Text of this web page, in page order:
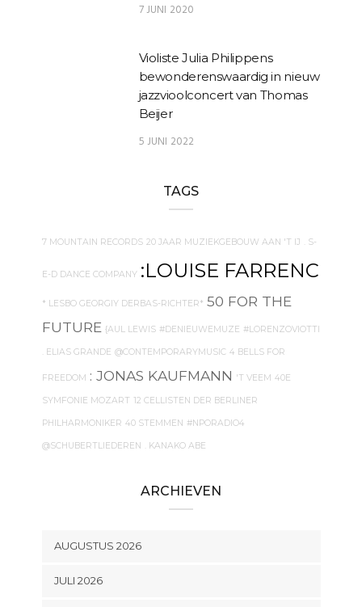
7 JUNI 2020
Violiste Julia Philippens
bewonderenswaardig in nieuw
jazzvioolconcert van Thomas
Beijer
5 JUNI 2022
TAGS
7 MOUNTAIN RECORDS 20 JAAR MUZIEKGEBOUW AAN 'T IJ . S-
E-D DANCE COMPANY :LOUISE FARRENC
* LESBO GEORGIY DERBAS-RICHTER* 50 FOR THE
FUTURE {AUL LEWIS #DENIEUWEMUZE #LORENZOVIOTTI
. ELIAS GRANDE @CONTEMPORARYMUSIC 4 BELLS FOR
FREEDOM : JONAS KAUFMANN 'T VEEM 40E
SYMFONIE MOZART 12 CELLISTEN DER BERLINER
PHILHARMONIKER 40 STEMMEN #NPORADIO4
@SCHUBERTLIEDEREN . KANAKO ABE
ARCHIEVEN
AUGUSTUS 2026
JULI 2026